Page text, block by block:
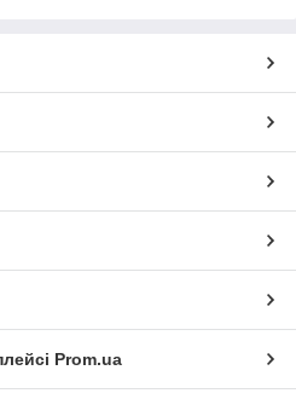
Prom.ua